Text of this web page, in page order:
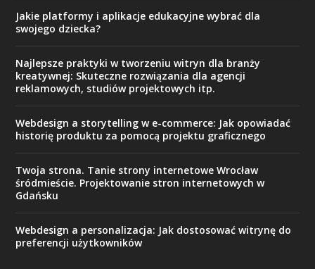
Jakie platformy i aplikacje edukacyjne wybrać dla
swojego dziecka?
Najlepsze praktyki w tworzeniu witryn dla branży
kreatywnej: Skuteczne rozwiązania dla agencji
reklamowych, studiów projektowych itp.
Webdesign a storytelling w e-commerce: Jak opowiadać
historię produktu za pomocą projektu graficznego
Twoja strona. Tanie strony internetowe Wrocław
śródmieście. Projektowanie stron internetowych w
Gdańsku
Webdesign a personalizacja: Jak dostosować witrynę do
preferencji użytkowników